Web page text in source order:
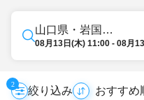
山口県・岩国・柳井・周南
08月13日(木) 11:00 - 08月
2
絞り込み